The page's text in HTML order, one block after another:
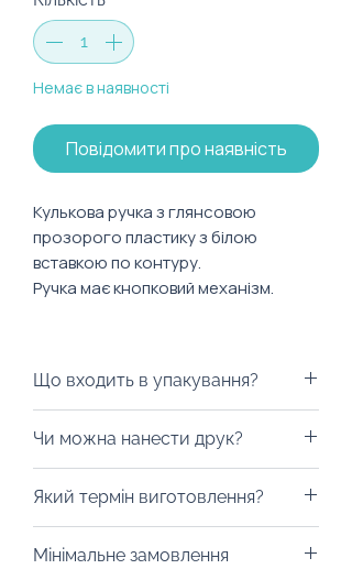
Немає в наявності
Повідомити про наявність
Кулькова ручка з глянсовою
прозорого пластику з білою
вставкою по контуру.
Ручка має кнопковий механізм.
Колір стержня: синій
Що входить в упакування?
будь-яку коробку на ваш смак,
пакети з екологічних матеріалів,
дой-паки (тренд 2023 року) або
будь-який інший вид пакування.
Все це можна з легкістю
Чи можна нанести друк?
можна нанести тамподрук на
обрану вами зону.
Який термін виготовлення?
на сайті про конкретний товар,
Мінімальне замовлення